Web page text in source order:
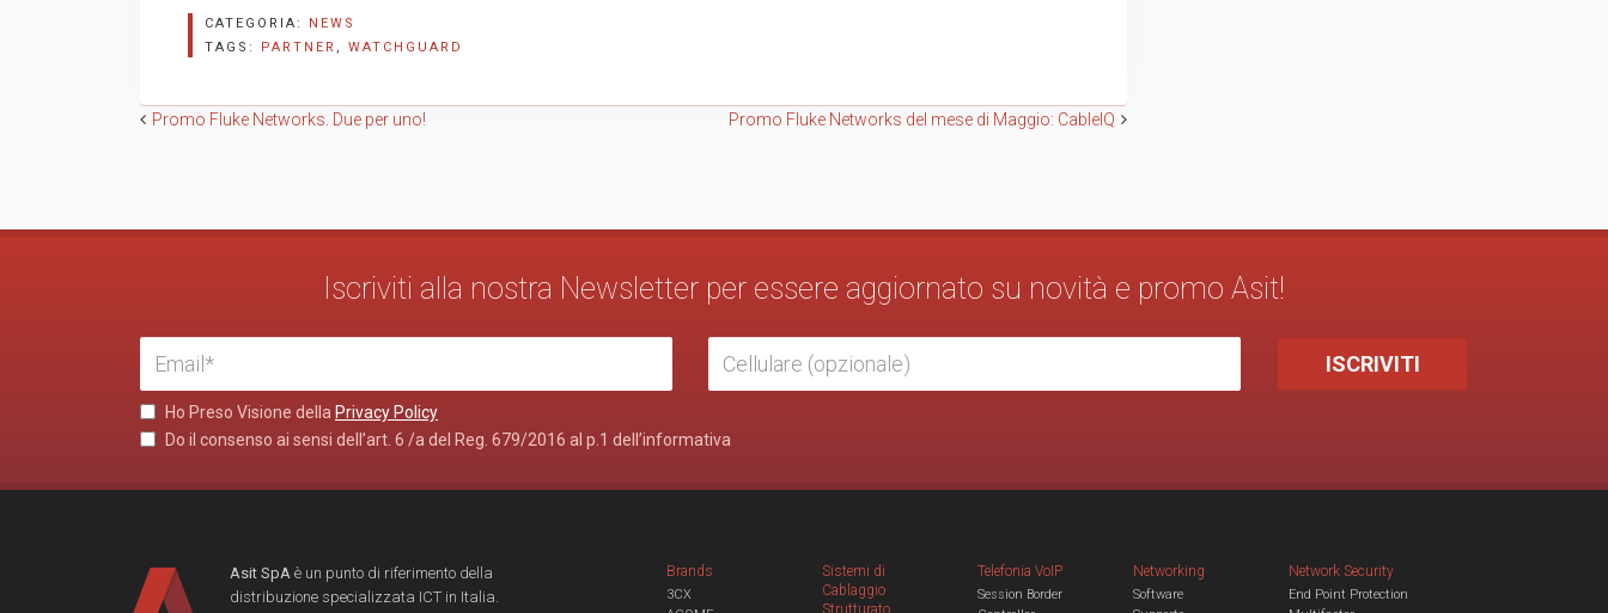
CATEGORIA:
NEWS
TAGS:
PARTNER , WATCHGUARD
Navigazione
Promo Fluke Networks. Due per uno! Promo Fluke Networks del mese di Maggio: CableIQ
Iscriviti alla nostra Newsletter per essere aggiornato su novità e promo Asit!
Ho Preso Visione della Privacy Policy
Do il consenso ai sensi dell’art. 6 /a del Reg. 679/2016 al p.1 dell’informativa
Asit SpA è un punto di riferimento della
distribuzione specializzata ICT in Italia.
Brands
3CX
Sistemi di
Cablaggio
Telefonia VoIP
Session Border
Networking
Software
Network Security
End Point Protection